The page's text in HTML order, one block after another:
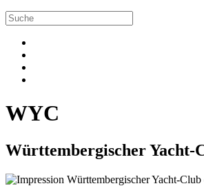
WYC
Württembergischer Yacht-